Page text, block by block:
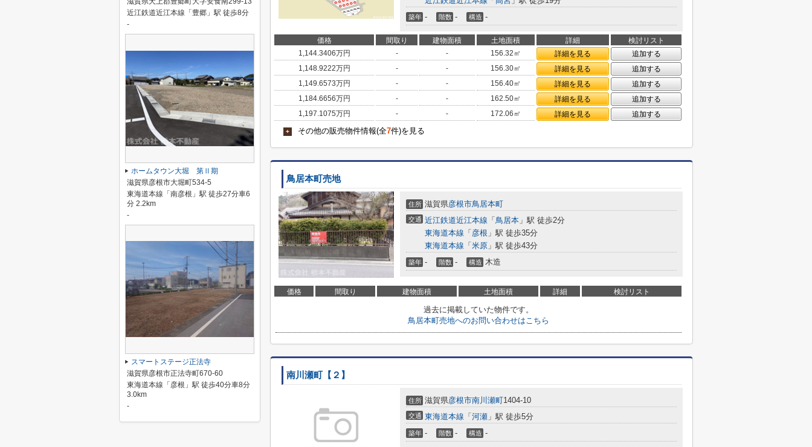
築年 - 階数 - 構造 -
価格 間取り 建物面積 土地面積 詳細
検討リスト
1,144.3406万円 - - 156.32㎡ 詳細を見る
追加する
1,148.9222万円 - - 156.30㎡ 詳細を見る
追加する
1,149.6573万円 - - 156.40㎡ 詳細を見る
追加する
1,184.6656万円 - - 162.50㎡ 詳細を見る
追加する
1,197.1075万円 - - 172.06㎡ 詳細を見る 追加する
+ その他の販売物件情報(全7件)を見る
鳥居本町売地
住所 滋賀県彦根市鳥居本町
交通 近江鉄道近江本線 「 鳥居本 」駅 徒歩2分
東海道本線 「 彦根 」駅 徒歩35分
東海道本線 「 米原 」駅 徒歩43分
築年 - 階数 - 構造 木造
価格 間取り 建物面積 土地面積 詳細 検討リスト
過去に掲載していた物件です。
鳥居本町売地へのお問い合わせはこちら
南川瀬町【２】
住所 滋賀県彦根市南川瀬町1404-10
交通 東海道本線 「 河瀬 」駅 徒歩5分
築年 - 階数 - 構造 -
近江鉄道近江本線「豊郷」駅 徒歩8分
-
ホームタウン大堀 第Ⅱ期
滋賀県彦根市大堀町534-5
東海道本線「南彦根」駅 徒歩27分車6
分 2.2km
-
スマートステージ正法寺
滋賀県彦根市正法寺町670-60
東海道本線「彦根」駅 徒歩40分車8分
3.0km
-